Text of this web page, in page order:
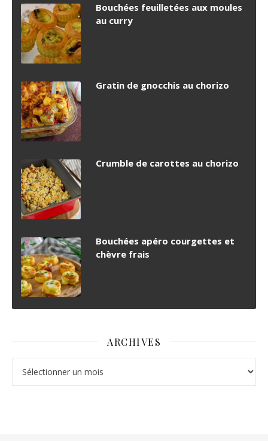
Bouchées feuilletées aux moules
au curry
Gratin de gnocchis au chorizo
Crumble de carottes au chorizo
Bouchées apéro courgettes et
chèvre frais
ARCHIVES